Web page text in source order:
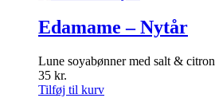
Edamame – Nytår
Lune soyabønner med salt & citron
35 kr.
Tilføj til kurv